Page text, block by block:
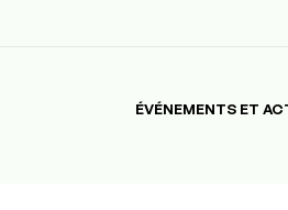
ÉVÉNEMENTS ET